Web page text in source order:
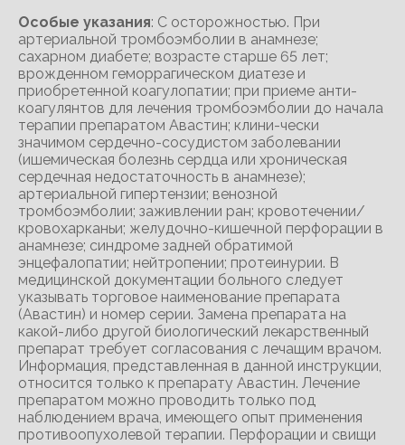
Особые указания: С осторожностью. При
артериальной тромбоэмболии в анамнезе;
сахарном диабете; возрасте старше 65 лет;
врожденном геморрагическом диатезе и
приобретенной коагулопатии; при приеме анти-
коагулянтов для лечения тромбоэмболии до начала
терапии препаратом Авастин; клини-чески
значимом сердечно-сосудистом заболевании
(ишемическая болезнь сердца или хроническая
сердечная недостаточность в анамнезе);
артериальной гипертензии; венозной
тромбоэмболии; заживлении ран; кровотечении/
кровохарканьи; желудочно-кишечной перфорации в
анамнезе; синдроме задней обратимой
энцефалопатии; нейтропении; протеинурии. В
медицинской документации больного следует
указывать торговое наименование препарата
(Авастин) и номер серии. Замена препарата на
какой-либо другой биологический лекарственный
препарат требует согласования с лечащим врачом.
Информация, представленная в данной инструкции,
относится только к препарату Авастин. Лечение
препаратом можно проводить только под
наблюдением врача, имеющего опыт применения
противоопухолевой терапии. Перфорации и свищи